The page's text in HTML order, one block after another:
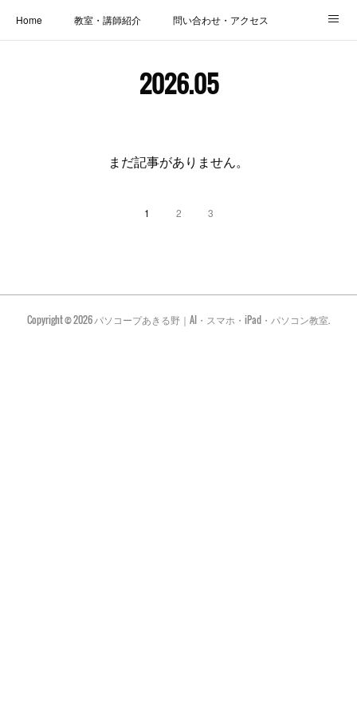
Home 教室・講師紹介 問い合わせ・アクセス
お役立ちブログ | スマホ・パソコン
会社概要
2026.05
まだ記事がありません。
1 2 3
Copyright ©2026パソコープあきる野｜AI・スマホ・iPad・パソコン教室.